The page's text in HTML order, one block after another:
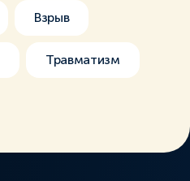
Взрыв
Травматизм